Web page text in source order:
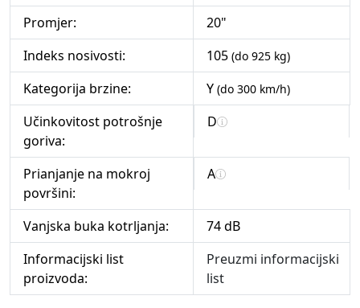
Promjer:
20"
Indeks nosivosti:
105 (do 925 kg)
Kategorija brzine: Y (do 300 km/h)
Učinkovitost potrošnje
goriva:
D
Prianjanje na mokroj
površini:
A
Vanjska buka kotrljanja:
74 dB
Informacijski list
proizvoda:
Preuzmi informacijski
list